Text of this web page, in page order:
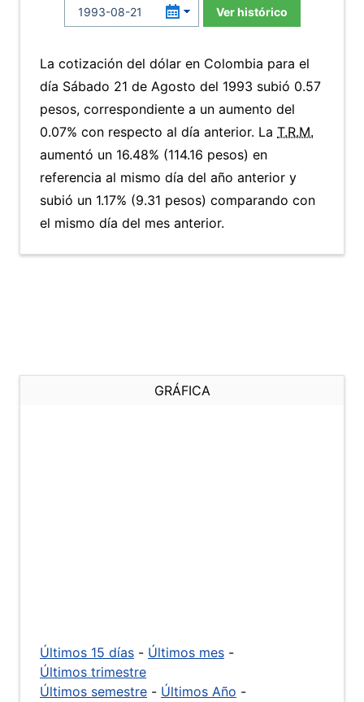
Ver histórico
La cotización del dólar en Colombia para el
día Sábado 21 de Agosto del 1993 subió 0.57
pesos, correspondiente a un aumento del
0.07% con respecto al día anterior. La T.R.M.
aumentó un 16.48% (114.16 pesos) en
referencia al mismo día del año anterior y
subió un 1.17% (9.31 pesos) comparando con
el mismo día del mes anterior.
GRÁFICA
Últimos 15 días - Últimos mes -
Últimos trimestre
Últimos semestre - Últimos Año -